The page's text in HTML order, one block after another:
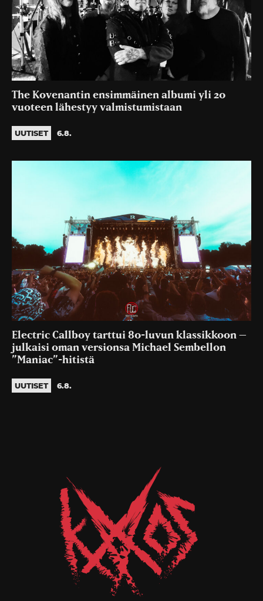
The Kovenantin ensimmäinen albumi yli 20
vuoteen lähestyy valmistumistaan
UUTISET 6.8.
Electric Callboy tarttui 80-luvun klassikkoon –
julkaisi oman versionsa Michael Sembellon
”Maniac”-hitistä
UUTISET 6.8.